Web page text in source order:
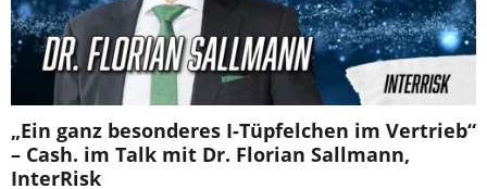
„Ein ganz besonderes I-Tüpfelchen im Vertrieb“
– Cash. im Talk mit Dr. Florian Sallmann,
InterRisk